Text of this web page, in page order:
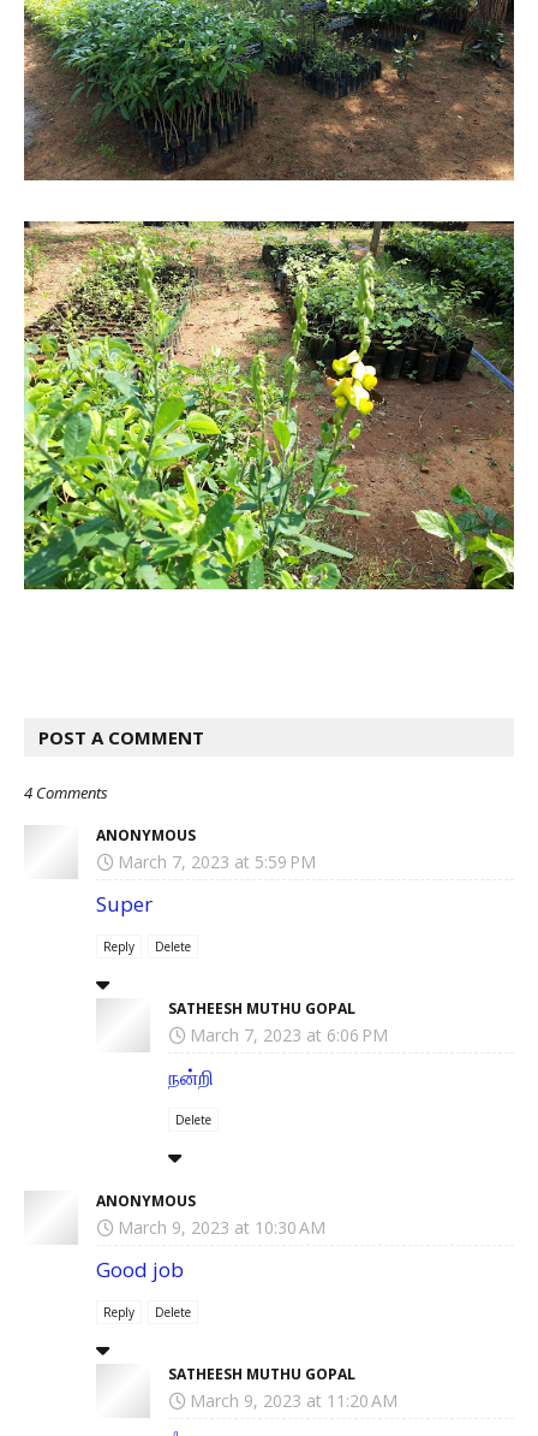
POST A COMMENT
4 Comments
ANONYMOUS
March 7, 2023 at 5:59 PM
Super
Reply Delete
SATHEESH MUTHU GOPAL
March 7, 2023 at 6:06 PM
நன்றி
Delete
ANONYMOUS
March 9, 2023 at 10:30 AM
Good job
Reply Delete
SATHEESH MUTHU GOPAL
March 9, 2023 at 11:20 AM